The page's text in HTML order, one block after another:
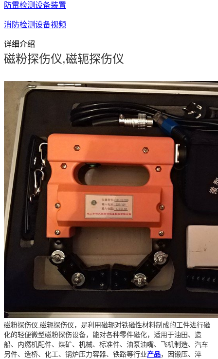
防雷检测设备装置
消防检测设备视频
详细介绍
磁粉探伤仪,磁轭探伤仪
磁粉探伤仪,磁轭探伤仪，是利用磁轭对铁磁性材料制成的工件进行磁
化的轻便微型磁粉探伤设备，能对各种零件磁化，适用于油田、造
船、内燃机配件、煤矿、机械、标准件、油泵油嘴、飞机制造、汽车
另件、造桥、化工、锅炉压力容器、铁路等行业产品，因锻压、淬